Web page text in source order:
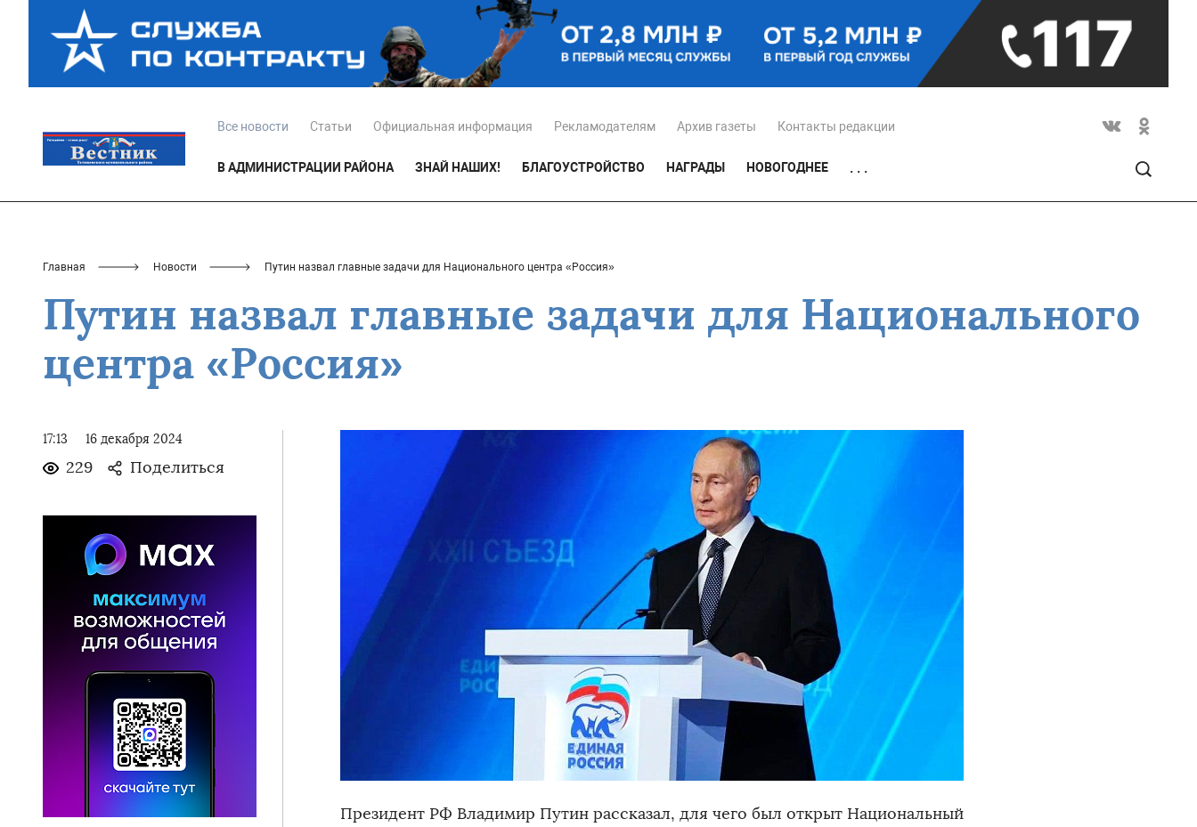
Все новости Статьи Официальная информация Рекламодателям Архив газеты Контакты редакции
В АДМИНИСТРАЦИИ РАЙОНА ЗНАЙ НАШИХ! БЛАГОУСТРОЙСТВО НАГРАДЫ НОВОГОДНЕЕ . . .
Главная Новости Путин назвал главные задачи для Национального центра «Россия»
Путин назвал главные задачи для Национального
центра «Россия»
17:13 16 декабря 2024
229 Поделиться
Президент РФ Владимир Путин рассказал, для чего был открыт Национальный